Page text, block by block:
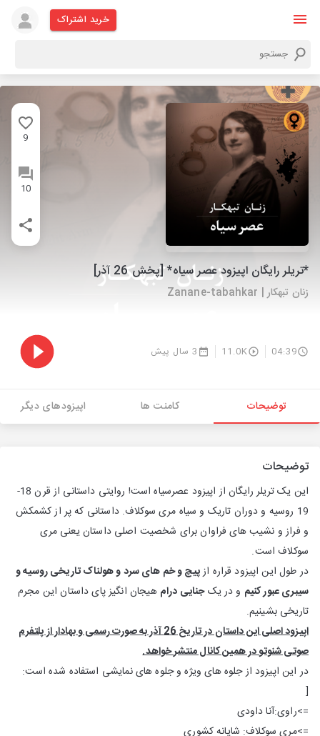
خرید اشتراک
9
10
*تریلر رایگان اپیزود عصر سیاه* [پخش 26 آذر]
زنان تبهکار | Zanane-tabahkar
04:39
11.0K 3 سال پیش
توضیحات کامنت ها اپیزودهای دیگر
توضیحات
این یک تریلر رایگان از اپیزود عصرسیاه است! روایتی داستانی از قرن 18-
19 روسیه و دوران تاریک و سیاه مری سوکلاف. داستانی که پر از کشمکش
و فراز و نشیب های فراوان برای شخصیت اصلی داستان یعنی مری
سوکلاف است.
در طول این اپیزود قراره ازپیچ و خم های سرد و هولناک تاریخی روسیه و
سیبری عبور کنیم و در یکجنایی درام هیجان انگیز پای داستان این مجرم
تاریخی بشینیم.
اپیزود اصلی این داستان در تاریخ 26 آذر به صورت رسمی و بهادار از پلتفرم
صوتی شنوتو در همین کانال منتشر خواهد.
در این اپیزود از جلوه های ویژه و جلوه های نمایشی استفاده شده است:
[
=>راوی:آنا داودی
=>مری سوکلاف: شایانه کشوری